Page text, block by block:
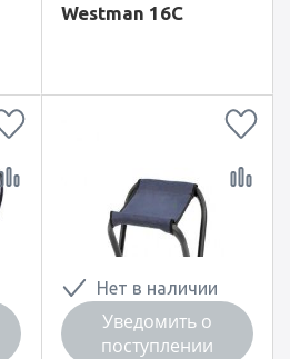
Westman 16С
Нет в наличии
Уведомить о
поступлении